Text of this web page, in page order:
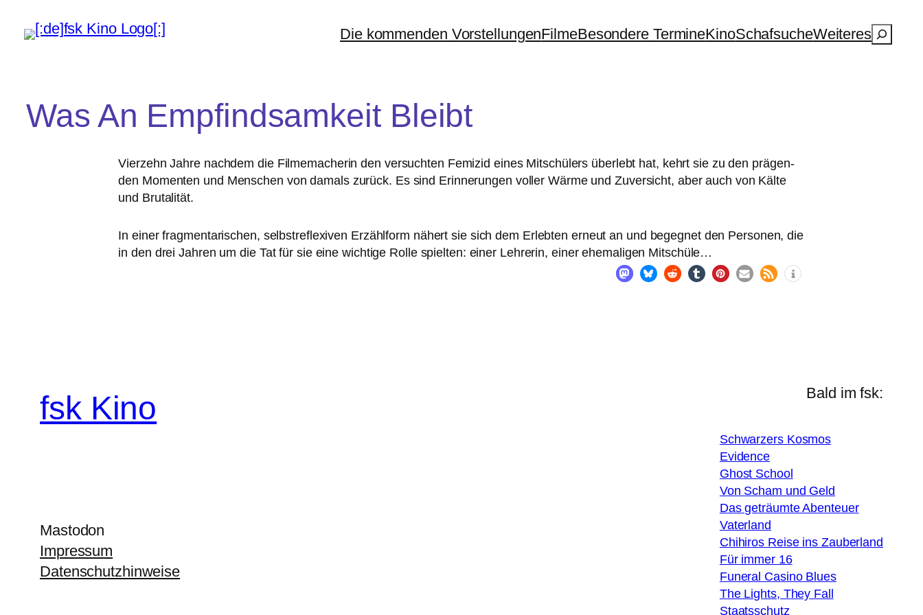
Die kommenden VorstellungenFilmeBesondere TermineKinoSchafsucheWeiteresSuchen
Was An Empfindsamkeit Bleibt
Vierzehn Jahre nach­dem die Filmemacherin den ver­such­ten Femizid eines Mitschülers über­lebt hat, kehrt sie zu den prä­gen­
den Momenten und Menschen von damals zurück. Es sind Erinnerungen vol­ler Wärme und Zuversicht, aber auch von Kälte
und Brutalität.
In einer frag­men­ta­ri­schen, selbst­re­fle­xi­ven Erzählform nähert sie sich dem Erlebten erneut an und begeg­net den Personen, die
in den drei Jahren um die Tat für sie eine wich­ti­ge Rolle spiel­ten: einer Lehrerin, einer ehe­ma­li­gen Mitschüle…
fsk Kino
Mastodon
Impressum
Datenschutzhinweise
Bald im fsk:
Schwarzers Kosmos
Evidence
Ghost School
Von Scham und Geld
Das geträumte Abenteuer
Vaterland
Chihiros Reise ins Zauberland
Für immer 16
Funeral Casino Blues
The Lights, They Fall
Staatsschutz